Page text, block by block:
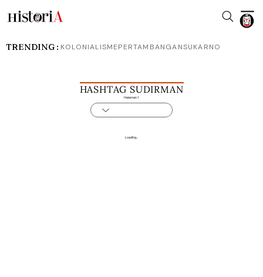
HASHTAG SUDIRMAN
Halaman 1
Loading...
TRENDING : KOLONIALISMEPERTAMBANGANSUKARNO